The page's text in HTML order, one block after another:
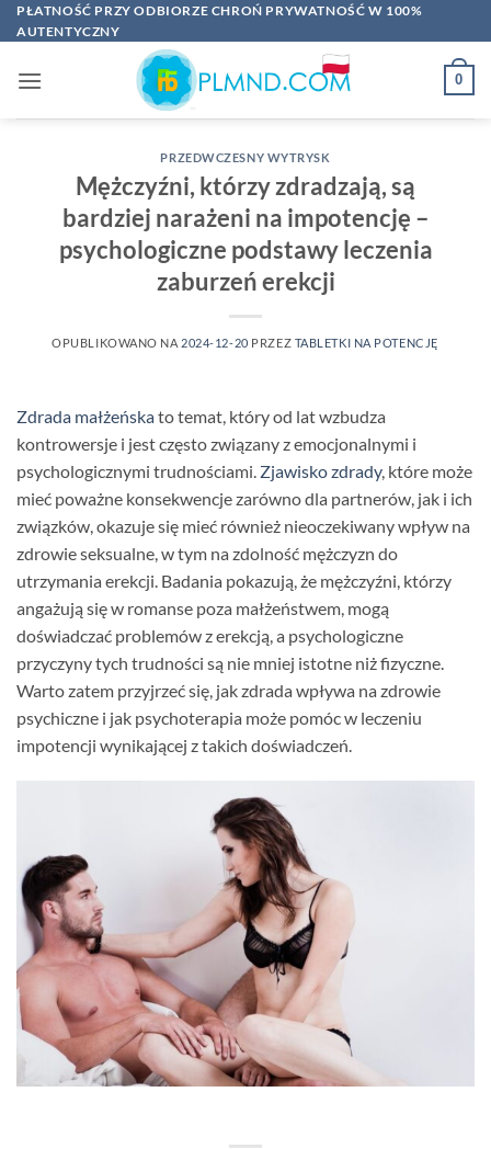
Przewiń
do
PŁATNOŚĆ PRZY ODBIORZE CHROŃ PRYWATNOŚĆ W 100%
AUTENTYCZNY
0
PRZEDWCZESNY WYTRYSK
Mężczyźni, którzy zdradzają, są
bardziej narażeni na impotencję –
psychologiczne podstawy leczenia
zaburzeń erekcji
OPUBLIKOWANO NA 2024-12-20 PRZEZ TABLETKI NA POTENCJĘ
Zdrada małżeńskato temat, który od lat wzbudza
kontrowersje i jest często związany z emocjonalnymi i
psychologicznymi trudnościami. Zjawisko zdrady, które może
mieć poważne konsekwencje zarówno dla partnerów, jak i ich
związków, okazuje się mieć również nieoczekiwany wpływ na
zdrowie seksualne, w tym na zdolność mężczyzn do
utrzymania erekcji. Badania pokazują, że mężczyźni, którzy
angażują się w romanse poza małżeństwem, mogą
doświadczać problemów z erekcją, a psychologiczne
przyczyny tych trudności są nie mniej istotne niż fizyczne.
Warto zatem przyjrzeć się, jak zdrada wpływa na zdrowie
psychiczne i jak psychoterapia może pomóc w leczeniu
impotencji wynikającej z takich doświadczeń.